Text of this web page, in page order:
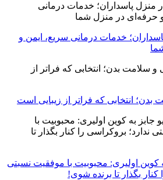
خدمات درمانی سریع، ایمن و
انتخابی که فراتر از زیبایی است
کوین اولیری: محبوبیت با موفقیت نسبتی
کنار بگذار تا برنده شوی!